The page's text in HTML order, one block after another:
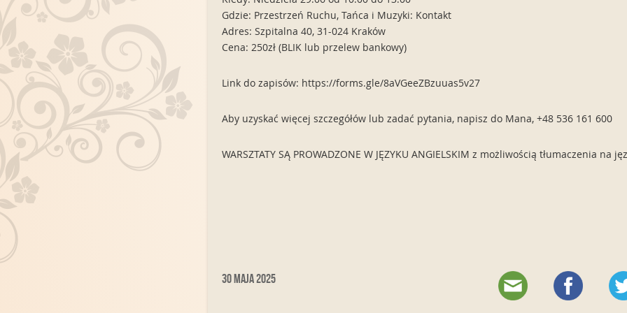
Gdzie: Przestrzeń Ruchu, Tańca i Muzyki: Kontakt
Adres: Szpitalna 40, 31-024 Kraków
Cena: 250zł (BLIK lub przelew bankowy)
Link do zapisów: https://forms.gle/8aVGeeZBzuuas5v27
Aby uzyskać więcej szczegółów lub zadać pytania, napisz do Mana, +48 536 161 600
WARSZTATY SĄ PROWADZONE W JĘZYKU ANGIELSKIM z możliwością tłumaczenia na
30 maja 2025